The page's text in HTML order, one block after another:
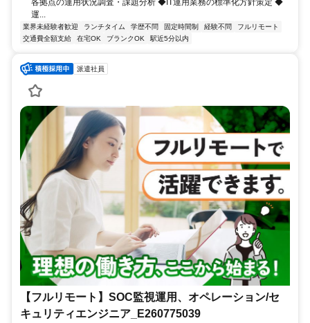
各拠点の運用状況調査・課題分析 ◆IT運用業務の標準化方針策定 ◆
運...
業界未経験者歓迎 ランチタイム 学歴不問 固定時間制 経験不問
フルリモート
交通費全額支給
在宅OK ブランクOK 駅近5分以内
派遣社員
【フルリモート】SOC監視運用、オペレーション/セ
キュリティエンジニア_E260775039